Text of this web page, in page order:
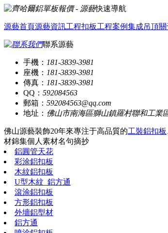
快速導航
源藝首頁源藝資訊工程扣板工程案例集成吊頂
聯系源藝
手機： 181-3839-3981
座機： 181-3839-3981
傳真： 181-3839-3981
QQ： 592084563
郵箱： 592084563@qq.com
地址： 佛山市南海區獅山鎮羅村聯和工業
佛山源藝裝飾20年來專注于高品質的工裝鋁扣板
材錦集個人素材名句摘抄
鋁圓管天花
彩涂鋁扣板
木紋鋁扣板
U型木紋_鋁方通
滾涂鋁扣板
方形鋁扣板
外墻鋁型材
鋁方通